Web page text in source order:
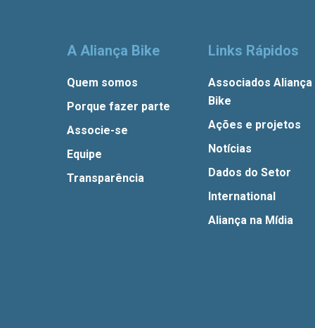
A Aliança Bike
Quem somos
Porque fazer parte
Associe-se
Equipe
Transparência
Links Rápidos
Associados Aliança
Bike
Ações e projetos
Notícias
Dados do Setor
International
Aliança na Mídia